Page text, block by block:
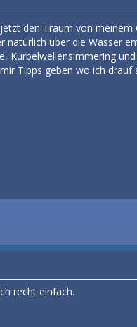
den Traum von
über die Wasser
Kurbelwellensimmering
Tipps geben wo ich drauf
recht einfach.